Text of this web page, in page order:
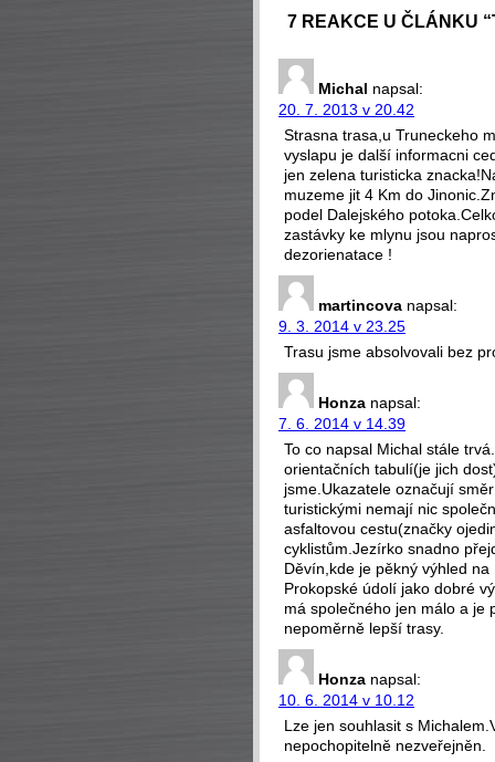
7 REAKCE U ČLÁNKU
Michal napsal:
20. 7. 2013 v 20.42
Strasna trasa,u Truneckeho
vyslapu je další informacni
jen zelena turisticka
muzeme jit 4 Km do
podel Dalejského
zastávky ke mlynu jsou
dezorienatace !
martincova napsal:
9. 3. 2014 v 23.25
Trasu jsme absolvovali bez
Honza napsal:
7. 6. 2014 v 14.39
To co napsal Michal stále
orientačních tabulí(je jich
jsme.Ukazatele označují
turistickými nemají nic
asfaltovou cestu(značky
cyklistům.Jezírko snadno
Děvín,kde je pěkný výhled
Prokopské údolí jako dobré
má společného jen málo a je
nepoměrně lepší trasy.
Honza napsal:
10. 6. 2014 v 10.12
Lze jen souhlasit s
nepochopitelně nezveřejněn.